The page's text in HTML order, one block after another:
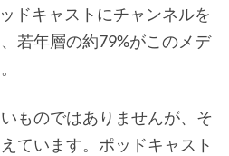
ドキャストにチャンネルを
若年層の約79%がこのメデ
ものではありませんが、そ
ています。ポッドキャスト